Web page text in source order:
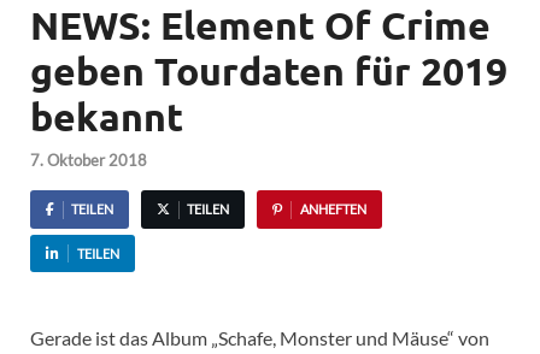
NEWS: Element Of Crime
geben Tourdaten für 2019
bekannt
7. Oktober 2018
TEILEN TEILEN ANHEFTEN
TEILEN
Gerade ist das Album „Schafe, Monster und Mäuse“ von